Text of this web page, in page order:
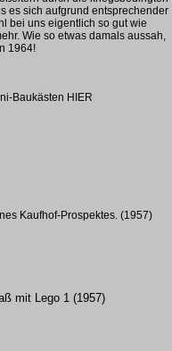
es sich aufgrund entsprechender
bei uns eigentlich so gut wie
Wie so etwas damals aussah,
1964!
Baukästen HIER
Kaufhof-Prospektes. (1957)
mit Lego 1 (1957)